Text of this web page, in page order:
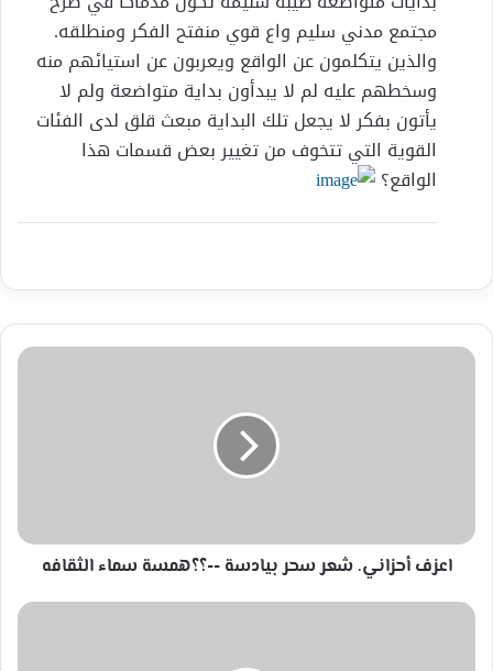
مجتمع مدني سليم واع قوي منفتح الفكر ومنطلقه.
والذين يتكلمون عن الواقع ويعربون عن استيائهم منه
وسخطهم عليه لم لا يبدأون بداية متواضعة ولم لا
يأتون بفكر لا يجعل تلك البداية مبعث قلق لدى الفئات
القوية التي تتخوف من تغيير بعض قسمات هذا
الواقع؟
اعزف
سماء
الثقافه
اعزف أحزاني. شعر سحر بيادسة --؟؟همسة سماء الثقافه
حكمة